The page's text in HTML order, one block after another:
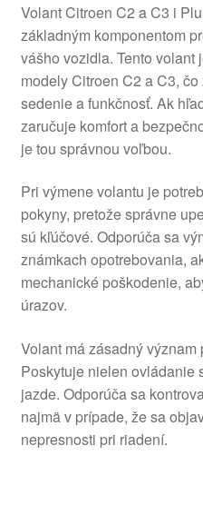
Volant Citroen C2 a C3 i
základným komponentom
vášho vozidla. Tento volant
modely Citroen C2 a C3,
sedenie a funkčnosť. Ak
zaručuje komfort a
je tou správnou voľbou.
Pri výmene volantu je
pokyny, pretože správne
sú kľúčové. Odporúča sa
známkach opotrebovania,
mechanické poškodenie,
úrazov.
Volant má zásadný
Poskytuje nielen ovládanie
jazde. Odporúča sa
najmä v prípade, že sa
nepresnosti pri riadení.